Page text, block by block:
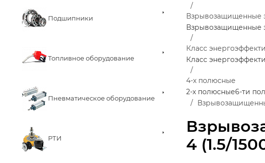
Подшипники
Топливное оборудование
Пневматическое оборудование
РТИ
4 (1.5/
Взрывозащищенные
Взрывозащищенные
Класс
Класс
4-х полюсные
2-х полюсные6-ти